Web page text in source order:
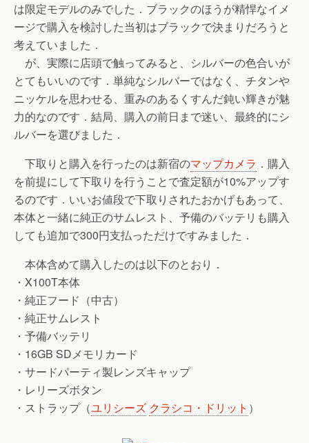
は限定モデルのみでした．ブラックのほうが精悍なイメ
ージで購入を検討した当初はブラックで決まりだろうと
考えていました．
が、実際に店頭で触ってみると、シルバーの色合いが
とてもいいのです．単純なシルバーではなく、チタンや
ニッケルを思わせる、重みのあるくすんだ鈍い輝きが魅
力的なのです．結局、購入の前日まで迷い、最終的にシ
ルバーを選びました．
下取りと購入を行ったのは新宿のマップカメラ ．購入
を前提にして下取りを行うことで査定額が10%アップす
るのです．いいお値段で下取りされたおかげもあって、
本体と一緒に純正のサムレスト、予備のバッテリも購入
しても追加で300円支払っただけですみました．
本体含めて購入したのは以下のとおり．
・X100T本体
・純正フード（中古）
・純正サムレスト
・予備バッテリ
・16GB SDメモリカード
・サードパーティ製レンズキャップ
・レリーズボタン
・ストラップ（ユリシーズ クラシコ・ドリット ）